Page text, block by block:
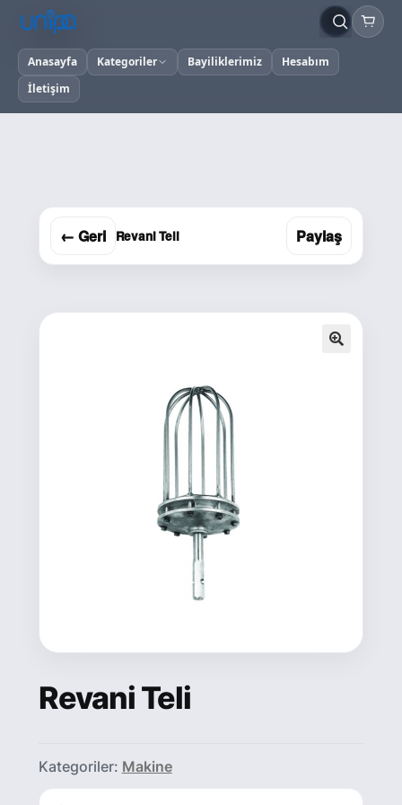
Anasayfa Kategoriler Bayiliklerimiz
Hesabım
İletişim
← Geri Revani Teli Paylaş
Revani Teli
Kategoriler: Makine